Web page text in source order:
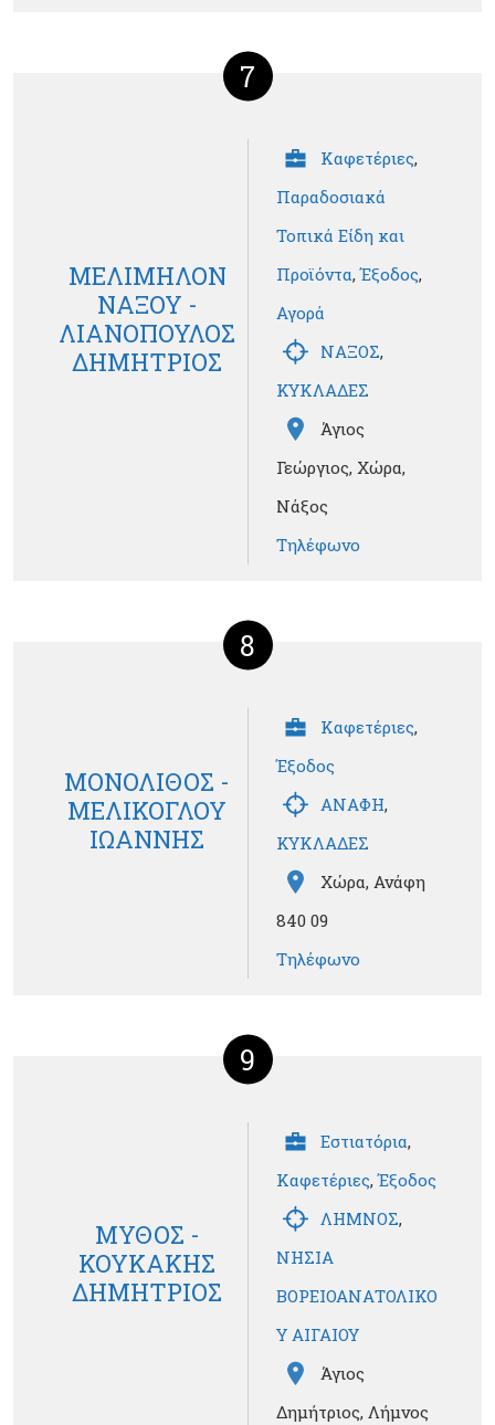
7
ΜΕΛΙΜΗΛΟΝ
ΝΑΞΟΥ -
ΛΙΑΝΟΠΟΥΛΟΣ
ΔΗΜΗΤΡΙΟΣ
Καφετέριες,
Παραδοσιακά
Τοπικά Είδη και
Προϊόντα,Έξοδος,
Αγορά
ΝΑΞΟΣ,
ΚΥΚΛΑΔΕΣ
Άγιος
Γεώργιος, Χώρα,
Νάξος
Τηλέφωνο
8
ΜΟΝΟΛΙΘΟΣ -
ΜΕΛΙΚΟΓΛΟΥ
ΙΩΑΝΝΗΣ
Καφετέριες,
Έξοδος
ΑΝΑΦΗ,
ΚΥΚΛΑΔΕΣ
Χώρα, Ανάφη
840 09
Τηλέφωνο
9
ΜΥΘΟΣ -
ΚΟΥΚΑΚΗΣ
ΔΗΜΗΤΡΙΟΣ
Εστιατόρια,
Καφετέριες,Έξοδος
ΛΗΜΝΟΣ,
ΝΗΣΙΑ
ΒΟΡΕΙΟΑΝΑΤΟΛΙΚΟ
Υ ΑΙΓΑΙΟΥ
Άγιος
Δημήτριος, Λήμνος